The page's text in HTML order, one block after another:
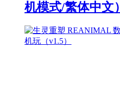
机模式/繁体中文）